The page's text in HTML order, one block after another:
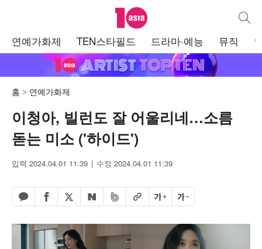
텐아시아 통합
연예가화제 TEN스타필드 드라마·예능 뮤직
홈 연예가화제
이청아, 빌런도 잘 어울리네…소름
돋는 미소 ('하이드')
입력 2024.04.01 11:39 수정 2024.04.01 11:39
카카오톡 공유하기
페이스북 공유하기
엑스 공유하기
네이버 공유하기
밴드 공유하기
URL복사글자 크게글자 작게